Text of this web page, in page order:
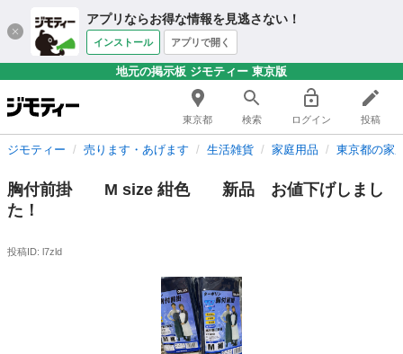
アプリならお得な情報を見逃さない！
インストール アプリで開く
地元の掲示板 ジモティー 東京版
東京都 検索 ログイン 投稿
ジモティー 売ります・あげます 生活雑貨 家庭用品 東京都の家
胸付前掛 M size 紺色 新品 お値下げしまし
た！
投稿ID: l7zld